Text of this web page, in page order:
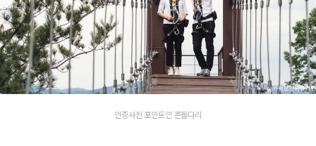
인증사진 포인트인 흔들다리